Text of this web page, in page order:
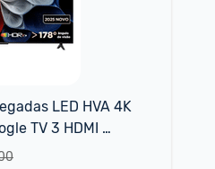
LED HVA 4K
TV 3 HDMI